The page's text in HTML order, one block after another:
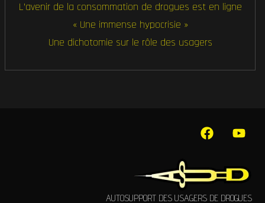
L’avenir de la consommation de drogues est en ligne
« Une immense hypocrisie »
Une dichotomie sur le rôle des usagers
AUTOSUPPORT DES USAGERS DE DROGUES